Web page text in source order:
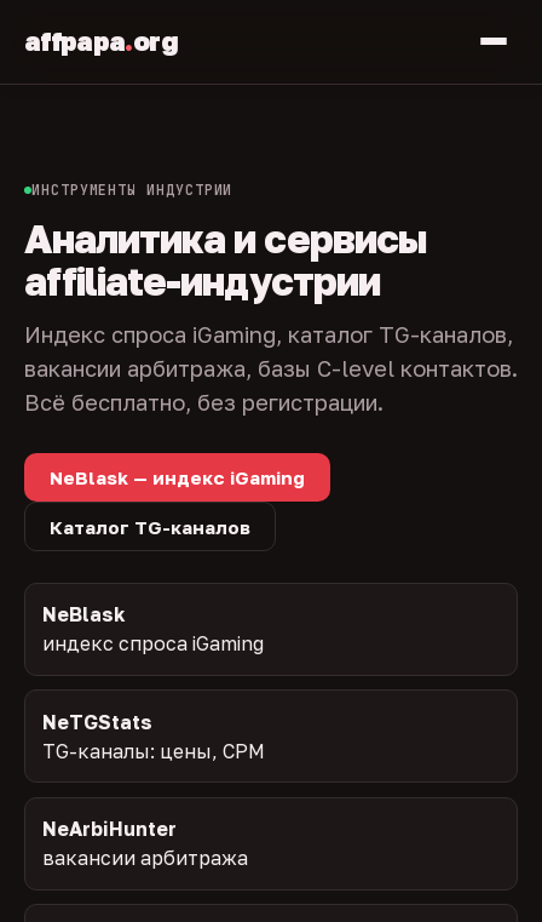
affpapa.org
ИНСТРУМЕНТЫ ИНДУСТРИИ
Аналитика и сервисы
affiliate-индустрии
Индекс спроса iGaming, каталог TG-каналов,
вакансии арбитража, базы C-level контактов.
Всё бесплатно, без регистрации.
NeBlask — индекс iGaming
Каталог TG-каналов
NeBlask
индекс спроса iGaming
NeTGStats
TG-каналы: цены, CPM
NeArbiHunter
вакансии арбитража